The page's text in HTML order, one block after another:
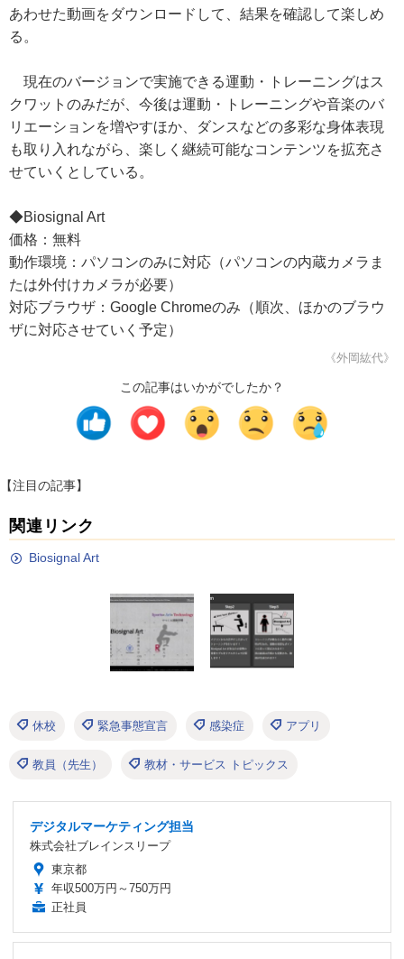
あわせた動画をダウンロードして、結果を確認して楽しめ
る。
現在のバージョンで実施できる運動・トレーニングはス
クワットのみだが、今後は運動・トレーニングや音楽のバ
リエーションを増やすほか、ダンスなどの多彩な身体表現
も取り入れながら、楽しく継続可能なコンテンツを拡充さ
せていくとしている。
◆Biosignal Art
価格：無料
動作環境：パソコンのみに対応（パソコンの内蔵カメラま
たは外付けカメラが必要）
対応ブラウザ：Google Chromeのみ（順次、ほかのブラウ
ザに対応させていく予定）
《外岡紘代》
この記事はいかがでしたか？
【注目の記事】
関連リンク
Biosignal Art
休校 緊急事態宣言 感染症 アプリ
教員（先生） 教材・サービス トピックス
デジタルマーケティング担当
株式会社ブレインスリープ
東京都
年収500万円～750万円
正社員